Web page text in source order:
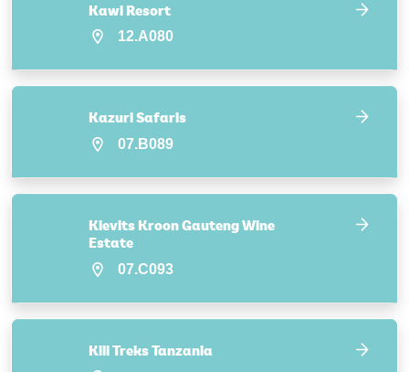
Kawi Resort
12.A080
Kazuri Safaris
07.B089
Kievits Kroon Gauteng Wine
Estate
07.C093
Kili Treks Tanzania